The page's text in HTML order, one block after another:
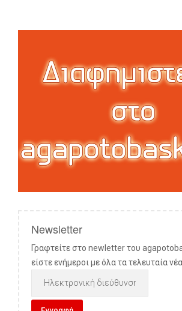
Newsletter
Γραφτείτε στο newletter του
είστε ενήμεροι με όλα τα τελευταία